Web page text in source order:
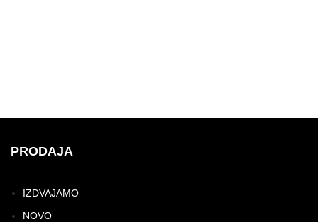
PRODAJA
IZDVAJAMO
NOVO